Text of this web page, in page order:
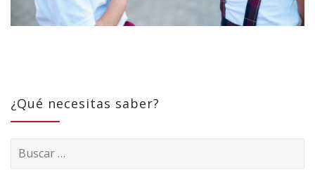
¿Qué necesitas saber?
Buscar: